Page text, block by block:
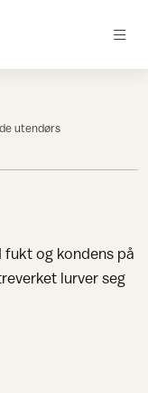
utendørs
fukt og kondens på
lurver seg